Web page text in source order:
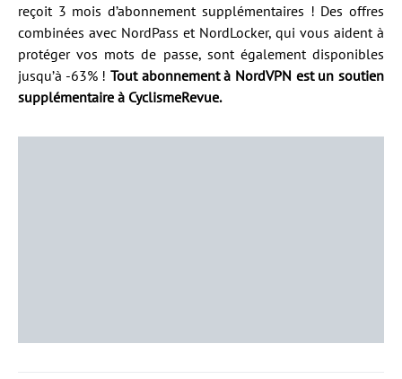
reçoit 3 mois d’abonnement supplémentaires ! Des offres
combinées avec NordPass et NordLocker, qui vous aident à
protéger vos mots de passe, sont également disponibles
jusqu’à -63% ! Tout abonnement à NordVPN est un soutien
supplémentaire à CyclismeRevue.